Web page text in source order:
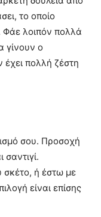
το οποίο
Φάε λοιπόν πολλά
γίνουν ο
πολλή ζέστη
σου. Προσοχή
σκέτο, ή έστω με
είναι επίσης